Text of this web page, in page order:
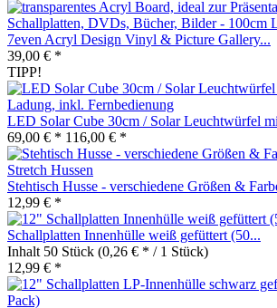
7even Acryl Design Vinyl & Picture Gallery...
39,00 € *
TIPP!
LED Solar Cube 30cm / Solar Leuchtwürfel
69,00 € * 116,00 € *
Stehtisch Husse - verschiedene Größen &
12,99 € *
Schallplatten Innenhülle weiß gefüttert (50...
Inhalt 50 Stück (0,26 € * / 1 Stück)
12,99 € *